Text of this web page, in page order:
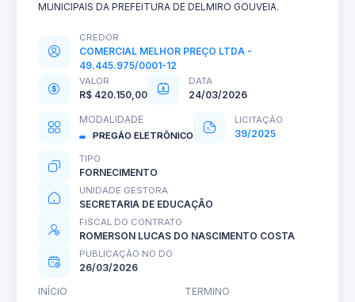
MUNICIPAIS DA PREFEITURA DE DELMIRO GOUVEIA.
CREDOR
COMERCIAL MELHOR PREÇO LTDA -
49.445.975/0001-12
VALOR
R$ 420.150,00
DATA
24/03/2026
MODALIDADE
PREGÃO ELETRÔNICO
LICITAÇÃO
39/2025
TIPO
FORNECIMENTO
UNIDADE GESTORA
SECRETARIA DE EDUCAÇÃO
FISCAL DO CONTRATO
ROMERSON LUCAS DO NASCIMENTO COSTA
PUBLICAÇÃO NO DO
26/03/2026
INÍCIO
TERMINO